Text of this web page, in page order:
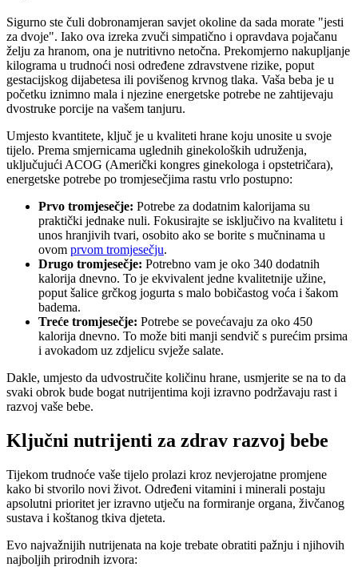
Sigurno ste čuli dobronamjeran savjet okoline da sada morate "jesti
za dvoje". Iako ova izreka zvuči simpatično i opravdava pojačanu
želju za hranom, ona je nutritivno netočna. Prekomjerno nakupljanje
kilograma u trudnoći nosi određene zdravstvene rizike, poput
gestacijskog dijabetesa ili povišenog krvnog tlaka. Vaša beba je u
početku iznimno mala i njezine energetske potrebe ne zahtijevaju
dvostruke porcije na vašem tanjuru.
Umjesto kvantitete, ključ je u kvaliteti hrane koju unosite u svoje
tijelo. Prema smjernicama uglednih ginekoloških udruženja,
uključujući ACOG (Američki kongres ginekologa i opstetričara),
energetske potrebe po tromjesečjima rastu vrlo postupno:
Prvo tromjesečje: Potrebe za dodatnim kalorijama su
praktički jednake nuli. Fokusirajte se isključivo na kvalitetu i
unos hranjivih tvari, osobito ako se borite s mučninama u
ovom prvom tromjesečju.
Drugo tromjesečje: Potrebno vam je oko 340 dodatnih
kalorija dnevno. To je ekvivalent jedne kvalitetnije užine,
poput šalice grčkog jogurta s malo bobičastog voća i šakom
badema.
Treće tromjesečje: Potrebe se povećavaju za oko 450
kalorija dnevno. To može biti manji sendvič s purećim prsima
i avokadom uz zdjelicu svježe salate.
Dakle, umjesto da udvostručite količinu hrane, usmjerite se na to da
svaki obrok bude bogat nutrijentima koji izravno podržavaju rast i
razvoj vaše bebe.
Ključni nutrijenti za zdrav razvoj bebe
Tijekom trudnoće vaše tijelo prolazi kroz nevjerojatne promjene
kako bi stvorilo novi život. Određeni vitamini i minerali postaju
apsolutni prioritet jer izravno utječu na formiranje organa, živčanog
sustava i koštanog tkiva djeteta.
Evo najvažnijih nutrijenata na koje trebate obratiti pažnju i njihovih
najboljih prirodnih izvora: